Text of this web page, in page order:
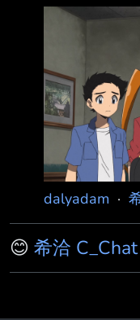
https://
我們生下你
親：「但學校
父親：「雖然
事……」 精靈
「就算大學
女孩（心想）
dalyadam ·
😊 希洽